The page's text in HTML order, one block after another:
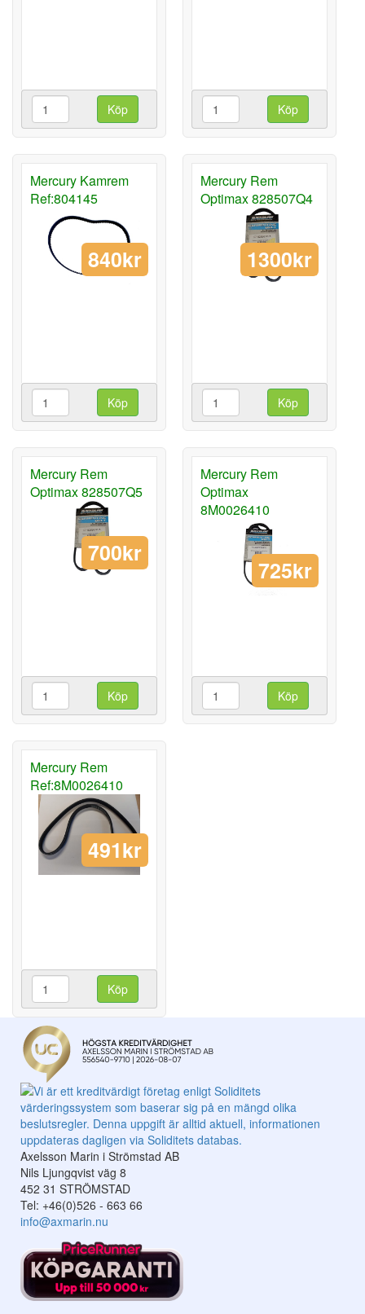
Köp Köp
Mercury Kamrem
Ref:804145
840kr
Köp
Mercury Rem
Optimax 828507Q4
1300kr
Köp
Mercury Rem
Optimax 828507Q5
700kr
Köp
Mercury Rem
Optimax
8M0026410
725kr
Köp
Mercury Rem
Ref:8M0026410
491kr
Köp
Axelsson Marin i Strömstad AB
Nils Ljungqvist väg 8
452 31 STRÖMSTAD
Tel: +46(0)526 - 663 66
info@axmarin.nu